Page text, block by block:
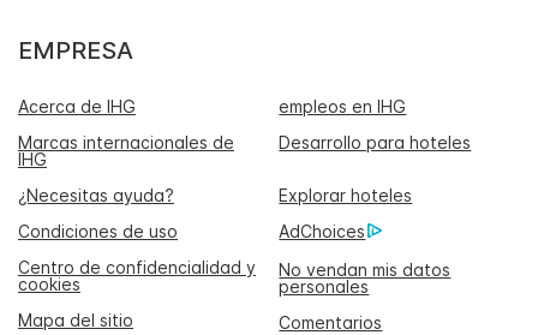
EMPRESA
Acerca de IHG
empleos en IHG
Marcas internacionales de
IHG
Desarrollo para hoteles
¿Necesitas ayuda?
Explorar hoteles
Condiciones de uso
AdChoices
Centro de confidencialidad y
cookies
No vendan mis datos
personales
Mapa del sitio
Comentarios